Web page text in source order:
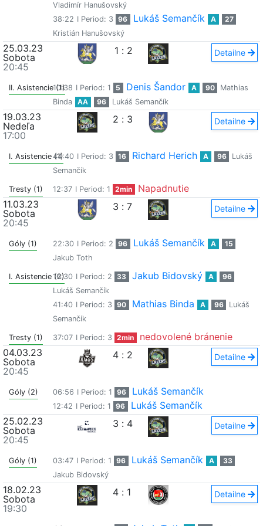
Vladimír Hanušovský
38:22 I Period: 3 96 Lukáš Semančík A
27
Kristián Hanušovský
25.03.23
Sobota
20:45
1 : 2 Detailne
II. Asistencie (1)
10:38 I Period: 1 5 Denis Šandor A 90
Mathias
Binda
AA 96 Lukáš Semančík
19.03.23
Nedeľa
17:00
2 : 3 Detailne
I. Asistencie (1)44:40 I Period: 3 16 Richard Herich A 96
Lukáš
Semančík
Tresty (1) 12:37 I Period: 1 2min
Napadnutie
11.03.23
Sobota
20:45
3 : 7 Detailne
Góly (1) 22:30 I Period: 2 96 Lukáš Semančík A
15
Jakub Toth
I. Asistencie (2)
16:30 I Period: 2 33 Jakub Bidovský A
96
Lukáš Semančík
41:40 I Period: 3 90 Mathias Binda A 96
Lukáš
Semančík
Tresty (1) 37:07 I Period: 3 2min
nedovolené bránenie
04.03.23
Sobota
20:45
4 : 2 Detailne
Góly (2) 06:56 I Period: 1 96 Lukáš Semančík
12:42 I Period: 1 96
Lukáš Semančík
25.02.23
Sobota
20:45
3 : 4 Detailne
Góly (1) 03:47 I Period: 1 96 Lukáš Semančík A
33
Jakub Bidovský
18.02.23
Sobota
19:30
4 : 1 Detailne